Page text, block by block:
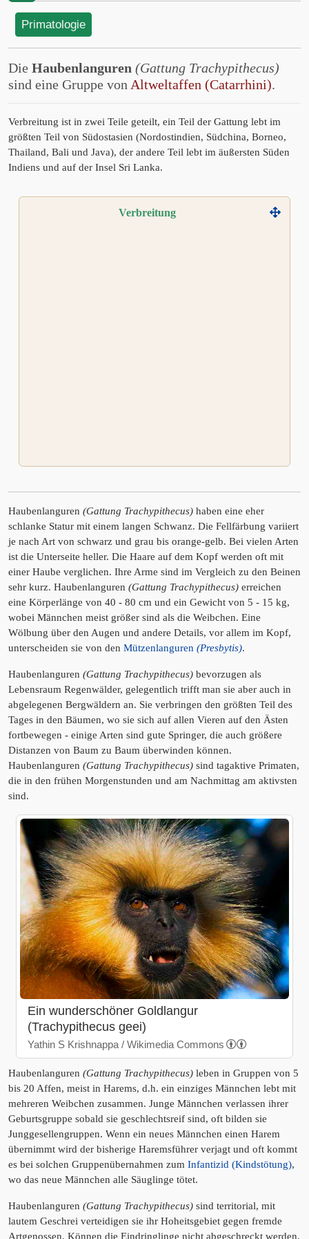
Primatologie
Die Haubenlanguren (Gattung Trachypithecus)
sind eine Gruppe von Altweltaffen (Catarrhini).
Verbreitung ist in zwei Teile geteilt, ein Teil der Gattung lebt im
größten Teil von Südostasien (Nordostindien, Südchina, Borneo,
Thailand, Bali und Java), der andere Teil lebt im äußersten Süden
Indiens und auf der Insel Sri Lanka.
Verbreitung
Haubenlanguren (Gattung Trachypithecus) haben eine eher
schlanke Statur mit einem langen Schwanz. Die Fellfärbung variiert
je nach Art von schwarz und grau bis orange-gelb. Bei vielen Arten
ist die Unterseite heller. Die Haare auf dem Kopf werden oft mit
einer Haube verglichen. Ihre Arme sind im Vergleich zu den Beinen
sehr kurz. Haubenlanguren (Gattung Trachypithecus) erreichen
eine Körperlänge von 40 - 80 cm und ein Gewicht von 5 - 15 kg,
wobei Männchen meist größer sind als die Weibchen. Eine
Wölbung über den Augen und andere Details, vor allem im Kopf,
unterscheiden sie von den Mützenlanguren (Presbytis).
Haubenlanguren (Gattung Trachypithecus) bevorzugen als
Lebensraum Regenwälder, gelegentlich trifft man sie aber auch in
abgelegenen Bergwäldern an. Sie verbringen den größten Teil des
Tages in den Bäumen, wo sie sich auf allen Vieren auf den Ästen
fortbewegen - einige Arten sind gute Springer, die auch größere
Distanzen von Baum zu Baum überwinden können.
Haubenlanguren (Gattung Trachypithecus) sind tagaktive Primaten,
die in den frühen Morgenstunden und am Nachmittag am aktivsten
sind.
Ein wunderschöner Goldlangur
(Trachypithecus geei)
Yathin S Krishnappa / Wikimedia Commons
Haubenlanguren (Gattung Trachypithecus) leben in Gruppen von 5
bis 20 Affen, meist in Harems, d.h. ein einziges Männchen lebt mit
mehreren Weibchen zusammen. Junge Männchen verlassen ihrer
Geburtsgruppe sobald sie geschlechtsreif sind, oft bilden sie
Junggesellengruppen. Wenn ein neues Männchen einen Harem
übernimmt wird der bisherige Haremsführer verjagt und oft kommt
es bei solchen Gruppenübernahmen zum Infantizid (Kindstötung),
wo das neue Männchen alle Säuglinge tötet.
Haubenlanguren (Gattung Trachypithecus) sind territorial, mit
lautem Geschrei verteidigen sie ihr Hoheitsgebiet gegen fremde
Artgenossen. Können die Eindringlinge nicht abgeschreckt werden,